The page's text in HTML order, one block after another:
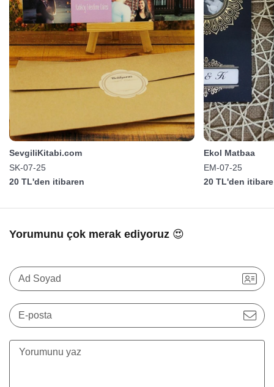
SevgiliKitabi.com
SK-07-25
20 TL'den itibaren
Ekol Matbaa
EM-07-25
20 TL'den
Yorumunu çok merak ediyoruz 😍
Ad Soyad
E-posta